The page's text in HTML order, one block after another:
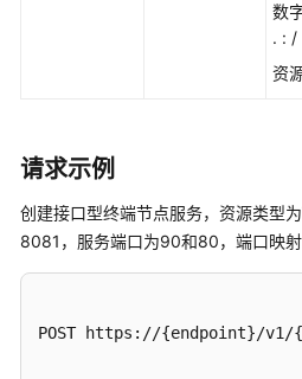
数
. : /
资
请求示例
创建接口型终端节点服务，资源类型
8081，服务端口为90和80，端口映射
POST https://{endpoint}/